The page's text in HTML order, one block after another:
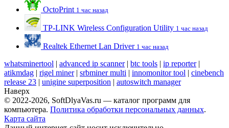
OctoPrint 1 час назад
TP-LINK Wireless Configuration Utility 1 час назад
Realtek Ethernet Lan Driver 1 час назад
whatsminertool | advanced ip scanner| btc tools | ip reporter|
atikmdag | rigel miner| srbminer multi | innomonitor tool | cinebench
release 23 | unigine superposition | autoswitch manager
Наверх
© 2022-2026, SoftDlyaVas.ru — каталог программ для
компьютера. Политика обработки персональных данных.
Карта сайта